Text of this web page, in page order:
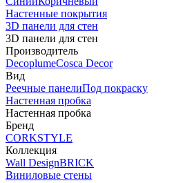
Настенные покрытия
3D панели для стен
3D панели для стен
Производитель
DecoplumeCosca Decor
Вид
Реечные панелиПод покраску
Настенная пробка
Настенная пробка
Бренд
CORKSTYLE
Коллекция
Wall DesignBRICK
Виниловые стены